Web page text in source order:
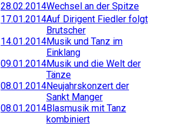
28.02.2014Wechsel an der Spitze
17.01.2014Auf Dirigent Fiedler folgt
Brutscher
14.01.2014Musik und Tanz im
Einklang
09.01.2014Musik und die Welt der
Tänze
08.01.2014Neujahrskonzert der
Sankt Manger
08.01.2014Blasmusik mit Tanz
kombiniert